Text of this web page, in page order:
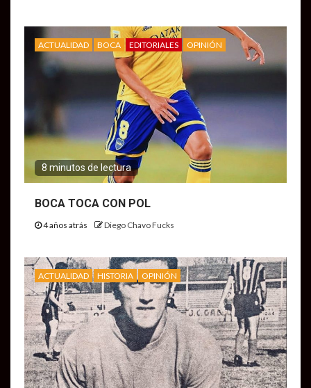
ACTUALIDAD BOCA EDITORIALES OPINIÓN
8 minutos de lectura
BOCA TOCA CON POL
4 años atrás Diego Chavo Fucks
ACTUALIDAD HISTORIA OPINIÓN